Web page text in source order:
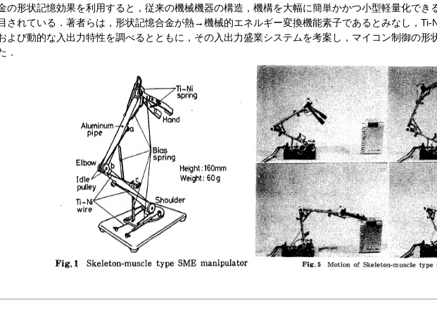
の形状記憶効果を利用すると，従来の機械機器の構造，機構を大幅に簡単かかつ小型軽量化でき
されている．著者らは，形状記憶合金が熱→機械的エネルギー変換機能素子であるとみなし，
よび動的な入出力特性を調べるとともに，その入出力盛業システムを考案し，マイコン制御の形
．